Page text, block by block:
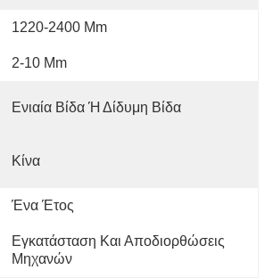
1220-2400 Mm
2-10 Mm
Ενιαία Βίδα Ή Δίδυμη Βίδα
Κίνα
Ένα Έτος
Εγκατάσταση Και Αποδιορθώσεις
Μηχανών